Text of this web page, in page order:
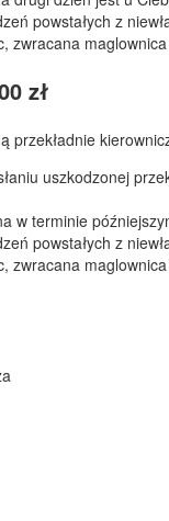
powstałych z
zwracana
zł
uszkodzonej
w terminie
powstałych z
zwracana